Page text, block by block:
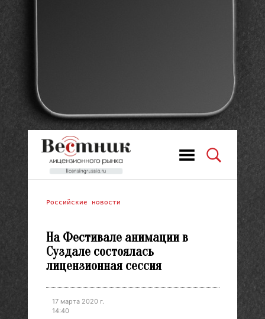
Российские новости
На Фестивале анимации в
Суздале состоялась
лицензионная сессия
17 марта 2020 г.
14:40